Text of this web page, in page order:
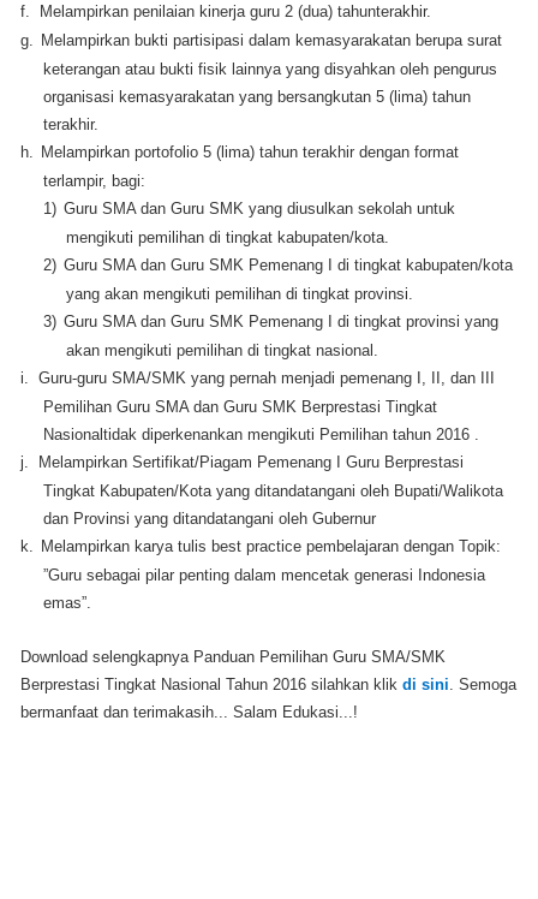
f.
Melampirkan penilaian kinerja guru 2 (dua) tahunterakhir.
g.
Melampirkan bukti partisipasi dalam kemasyarakatan berupa surat
keterangan atau bukti fisik lainnya yang disyahkan oleh pengurus
organisasi kemasyarakatan yang bersangkutan 5 (lima) tahun
terakhir.
h.
Melampirkan portofolio 5 (lima) tahun terakhir dengan format
terlampir, bagi:
1) Guru SMA dan Guru SMK yang diusulkan sekolah untuk
mengikuti pemilihan di tingkat kabupaten/kota.
2) Guru SMA dan Guru SMK Pemenang I di tingkat kabupaten/kota
yang akan mengikuti pemilihan di tingkat provinsi.
3) Guru SMA dan Guru SMK Pemenang I di tingkat provinsi yang
akan mengikuti pemilihan di tingkat nasional.
i.
Guru-guru SMA/SMK yang pernah menjadi pemenang I, II, dan III
Pemilihan Guru SMA dan Guru SMK Berprestasi Tingkat
Nasionaltidak diperkenankan mengikuti Pemilihan tahun 2016 .
j.
Melampirkan Sertifikat/Piagam Pemenang I Guru Berprestasi
Tingkat Kabupaten/Kota yang ditandatangani oleh Bupati/Walikota
dan Provinsi yang ditandatangani oleh Gubernur
k.
Melampirkan karya tulis best practice pembelajaran dengan Topik:
”Guru sebagai pilar penting dalam mencetak generasi Indonesia
emas”.
Download selengkapnya Panduan Pemilihan Guru SMA/SMK
Berprestasi Tingkat Nasional Tahun 2016 silahkan klik di sini . Semoga
bermanfaat dan terimakasih... Salam Edukasi...!